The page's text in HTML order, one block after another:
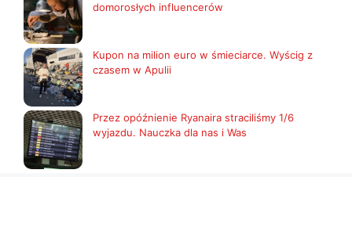
domorosłych influencerów
Kupon na milion euro w śmieciarce. Wyścig z
czasem w Apulii
Przez opóźnienie Ryanaira straciliśmy 1/6
wyjazdu. Nauczka dla nas i Was